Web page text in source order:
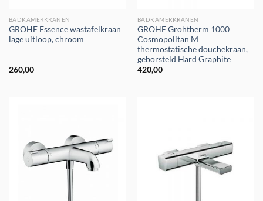
BADKAMERKRANEN
GROHE Essence wastafelkraan
lage uitloop, chroom
260,00
BADKAMERKRANEN
GROHE Grohtherm 1000
Cosmopolitan M
thermostatische douchekraan,
geborsteld Hard Graphite
420,00